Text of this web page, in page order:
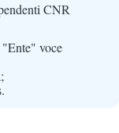
CNR
"Ente" voce